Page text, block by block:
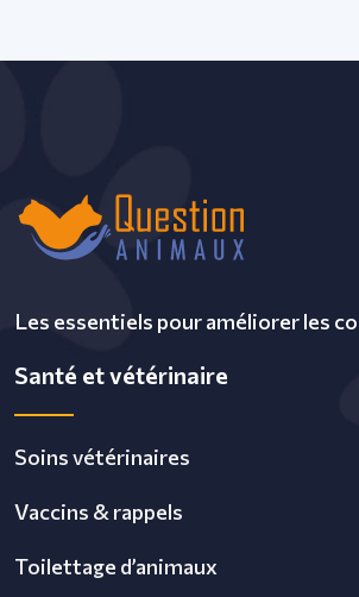
Les essentiels pour améliorer les
Santé et vétérinaire
Soins vétérinaires
Vaccins & rappels
Toilettage d’animaux